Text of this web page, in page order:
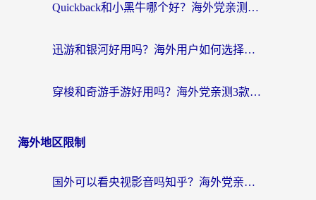
Quickback和小黑牛哪个好？海外党亲测指南，选对回国加速器秒回国内
迅游和银河好用吗？海外用户如何选择回国加速器实现无缝访问国内资源
穿梭和奇游手游好用吗？海外党亲测3款回国加速器，附蜜蜂加速器七天试用攻略
海外地区限制
国外可以看央视影音吗知乎？海外党亲测有效的回国加速方案